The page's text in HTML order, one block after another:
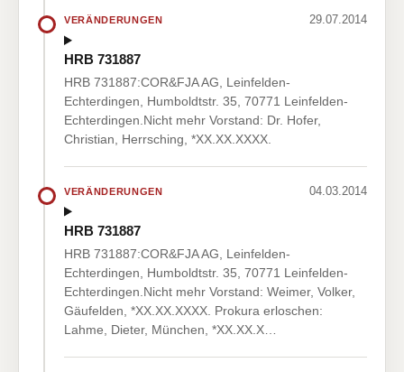
VERÄNDERUNGEN 29.07.2014
HRB 731887
HRB 731887:COR&FJA AG, Leinfelden-
Echterdingen, Humboldtstr. 35, 70771 Leinfelden-
Echterdingen.Nicht mehr Vorstand: Dr. Hofer,
Christian, Herrsching, *XX.XX.XXXX.
VERÄNDERUNGEN 04.03.2014
HRB 731887
HRB 731887:COR&FJA AG, Leinfelden-
Echterdingen, Humboldtstr. 35, 70771 Leinfelden-
Echterdingen.Nicht mehr Vorstand: Weimer, Volker,
Gäufelden, *XX.XX.XXXX. Prokura erloschen:
Lahme, Dieter, München, *XX.XX.X…